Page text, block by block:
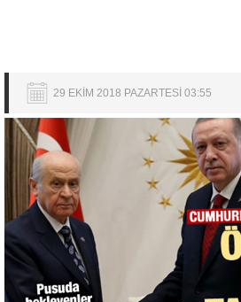
29 EKİM 2018 PAZARTESİ 03:55